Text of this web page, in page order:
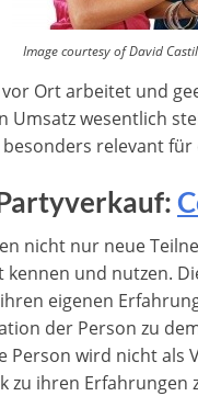
Image courtesy of David
Ort arbeitet und
Umsatz wesentlich
relevant
nicht nur neue
und nutzen.
eigenen
der Person zu
wird nicht als
zu ihren Erfahrungen